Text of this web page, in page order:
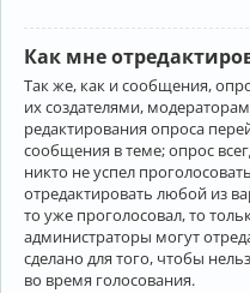
Как мне
Так же, как и сообщения,
их создателями,
редактирования опроса
сообщения в теме; опрос
никто не успел
отредактировать любой из
то уже проголосовал, то
администраторы могут
сделано для того, чтобы
во время голосования.